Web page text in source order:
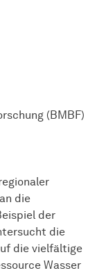
(BMBF)
die
der
die
die vielfältige
Wasser